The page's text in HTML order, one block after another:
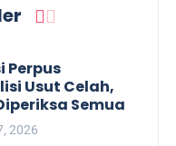
Perpus
Usut Celah,
Semua
2026